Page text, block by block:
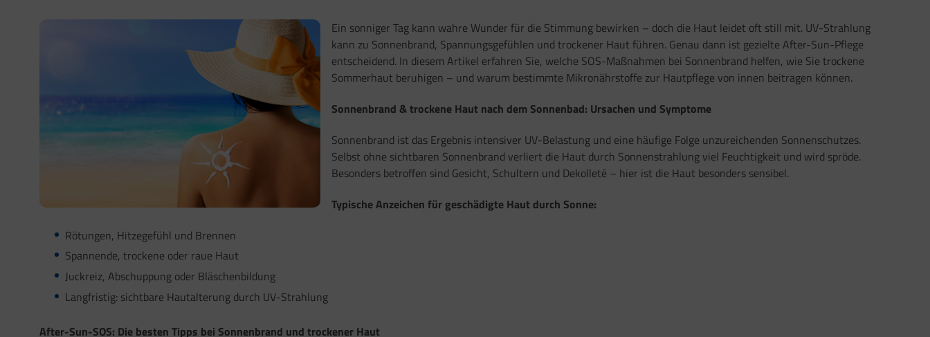
Ein sonniger Tag kann wahre Wunder für die Stimmung bewirken – doch die Haut leidet oft still mit. UV-Strahlung
kann zu Sonnenbrand, Spannungsgefühlen und trockener Haut führen. Genau dann ist gezielte After-Sun-Pflege
entscheidend. In diesem Artikel erfahren Sie, welche SOS-Maßnahmen bei Sonnenbrand helfen, wie Sie trockene
Sommerhaut beruhigen – und warum bestimmte Mikronährstoffe zur Hautpflege von innen beitragen können.
Sonnenbrand & trockene Haut nach dem Sonnenbad: Ursachen und Symptome
Sonnenbrand ist das Ergebnis intensiver UV-Belastung und eine häufige Folge unzureichenden Sonnenschutzes.
Selbst ohne sichtbaren Sonnenbrand verliert die Haut durch Sonnenstrahlung viel Feuchtigkeit und wird spröde.
Besonders betroffen sind Gesicht, Schultern und Dekolleté – hier ist die Haut besonders sensibel.
Typische Anzeichen für geschädigte Haut durch Sonne:
Rötungen, Hitzegefühl und Brennen
Spannende, trockene oder raue Haut
Juckreiz, Abschuppung oder Bläschenbildung
Langfristig: sichtbare Hautalterung durch UV-Strahlung
After-Sun-SOS: Die besten Tipps bei Sonnenbrand und trockener Haut